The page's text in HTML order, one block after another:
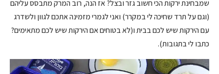
שמבחינת ירקות הכי חשוב גזר ובצל? אז הנה, רוב המרק מתבסס עליהם
(וגם על תרד שחיכה לי במקרר) ואני לגמרי מזמינה אתכם לגוון ולשדרג
עם הירקות שיש לכם בבית ו(לא בטוחים אם הירקות שיש לכם מתאימים?
כתבו לי בתגובות).